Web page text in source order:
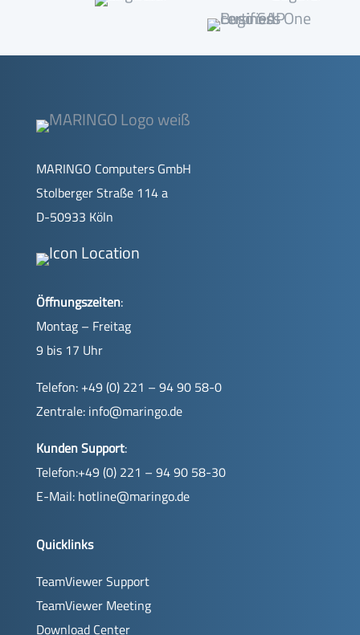
MARINGO Computers GmbH
Stolberger Straße 114 a
D-50933 Köln
Öffnungszeiten:
Montag – Freitag
9 bis 17 Uhr
Telefon: +49 (0) 221 – 94 90 58-0
Zentrale: info@maringo.de
Kunden Support:
Telefon:+49 (0) 221 – 94 90 58-30
E-Mail: hotline@maringo.de
Quicklinks
TeamViewer Support
TeamViewer Meeting
Download Center